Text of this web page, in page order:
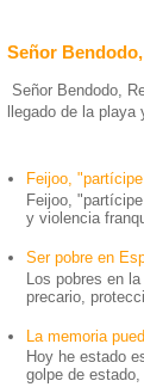
Señor Bendodo,
Señor Bendodo,
llegado de la
Feijoo,
Feijoo,
y violencia
Ser pobre en
Los pobres en
precario,
La memoria
Hoy he estado
golpe de